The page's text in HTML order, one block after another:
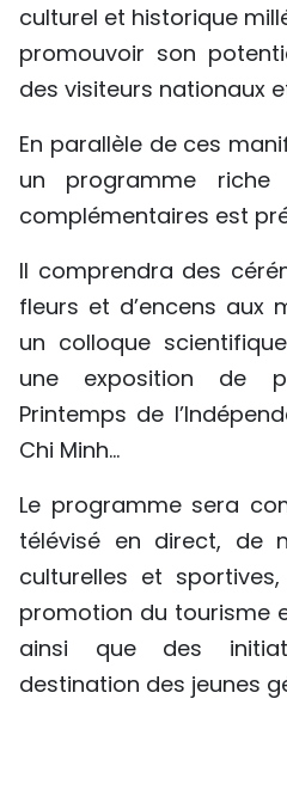
culturel et historique
promouvoir son
des visiteurs nationaux
En parallèle de ces
un programme riche
complémentaires est
Il comprendra des
fleurs et d’encens aux
un colloque
une exposition de
Printemps de
Chi Minh...
Le programme sera
télévisé en direct, de
culturelles et
promotion du tourisme
ainsi que des
destination des jeunes